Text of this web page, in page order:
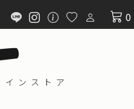
0
インストア